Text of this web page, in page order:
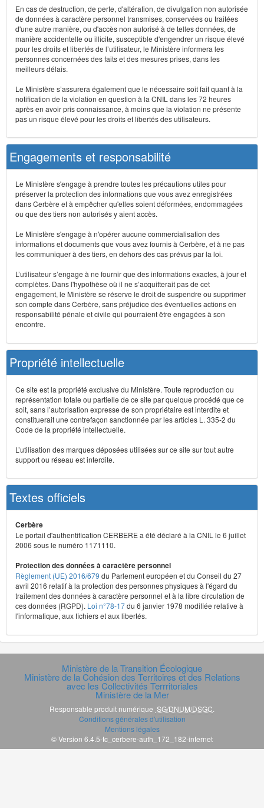
En cas de destruction, de perte, d'altération, de divulgation non autorisée
de données à caractère personnel transmises, conservées ou traitées
d'une autre manière, ou d'accès non autorisé à de telles données, de
manière accidentelle ou illicite, susceptible d'engendrer un risque élevé
pour les droits et libertés de l’utilisateur, le Ministère informera les
personnes concernées des faits et des mesures prises, dans les
meilleurs délais.
Le Ministère s’assurera également que le nécessaire soit fait quant à la
notification de la violation en question à la CNIL dans les 72 heures
après en avoir pris connaissance, à moins que la violation ne présente
pas un risque élevé pour les droits et libertés des utilisateurs.
Engagements et responsabilité
Le Ministère s'engage à prendre toutes les précautions utiles pour
préserver la protection des informations que vous avez enregistrées
dans Cerbère et à empêcher qu'elles soient déformées, endommagées
ou que des tiers non autorisés y aient accès.
Le Ministère s'engage à n'opérer aucune commercialisation des
informations et documents que vous avez fournis à Cerbère, et à ne pas
les communiquer à des tiers, en dehors des cas prévus par la loi.
L’utilisateur s’engage à ne fournir que des informations exactes, à jour et
complètes. Dans l'hypothèse où il ne s’acquitterait pas de cet
engagement, le Ministère se réserve le droit de suspendre ou supprimer
son compte dans Cerbère, sans préjudice des éventuelles actions en
responsabilité pénale et civile qui pourraient être engagées à son
encontre.
Propriété intellectuelle
Ce site est la propriété exclusive du Ministère. Toute reproduction ou
représentation totale ou partielle de ce site par quelque procédé que ce
soit, sans l’autorisation expresse de son propriétaire est interdite et
constituerait une contrefaçon sanctionnée par les articles L. 335-2 du
Code de la propriété intellectuelle.
L’utilisation des marques déposées utilisées sur ce site sur tout autre
support ou réseau est interdite.
Textes officiels
Cerbère
Le portail d'authentification CERBERE a été déclaré à la CNIL le 6 juillet
2006 sous le numéro 1171110.
Protection des données à caractère personnel
Règlement (UE) 2016/679 du Parlement européen et du Conseil du 27
avril 2016 relatif à la protection des personnes physiques à l'égard du
traitement des données à caractère personnel et à la libre circulation de
ces données (RGPD). Loi n°78-17du 6 janvier 1978 modifiée relative à
l'informatique, aux fichiers et aux libertés.
Ministère de la Transition Écologique
Ministère de la Cohésion des Territoires et des Relations
avec les Collectivités Terrritoriales
Ministère de la Mer
Responsable produit numérique SG/DNUM/DSGC
Conditions générales d'utilisation
Mentions légales
© Version 6.4.5-tc_cerbere-auth_172_182-internet